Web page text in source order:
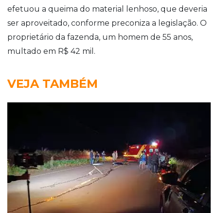
efetuou a queima do material lenhoso, que deveria
ser aproveitado, conforme preconiza a legislação. O
proprietário da fazenda, um homem de 55 anos,
multado em R$ 42 mil.
VEJA TAMBÉM